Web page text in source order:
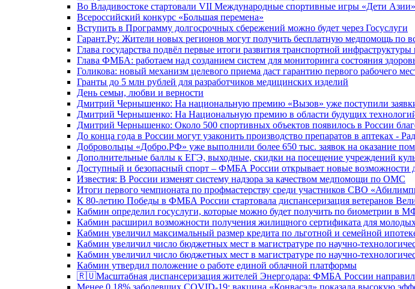
Во Владивостоке стартовали VII Международные спортивные игры «Дети
Всероссийский конкурс «Большая перемена»
Вступить в Программу долгосрочных сбережений можно будет через Госуслуги
Гарант.Ру: Жители новых регионов могут получить бесплатную медпомощь по
Глава государства подвёл первые итоги развития транспортной
Глава ФМБА: работаем над созданием систем для мониторинга состояния
Голикова: новый механизм целевого приема даст гарантию первого рабочего
Гранты до 5 млн рублей для разработчиков медицинских изделий
День семьи, любви и верности
Дмитрий Чернышенко: На национальную премию «Вызов» уже поступили
Дмитрий Чернышенко: На Национальную премию в области будущих
Дмитрий Чернышенко: Около 500 спортивных объектов появилось в России
До конца года в России могут узаконить производство препаратов в аптеках -
Добровольцы «Добро.РФ» уже выполнили более 650 тыс. заявок на оказание
Дополнительные баллы к ЕГЭ, выходные, скидки на посещение учреждений
Доступный и безопасный спорт – ФМБА России открывает новые возможности
Известия: В России изменят систему надзора за качеством медпомощи по ОМС
Итоги первого чемпионата по профмастерству среди участников СВО
К 80-летию Победы в ФМБА России стартовала диспансеризация ветеранов
Кабмин определил госуслуги, которые можно будет получить по биометрии в
Кабмин расширил возможности получения жилищного сертификата для
Кабмин увеличил максимальный размер кредита по льготной и семейной
Кабмин увеличил число бюджетных мест в магистратуре по научно-
Кабмин увеличил число бюджетных мест в магистратуре по научно-
Кабмин утвердил положение о работе единой облачной платформы
🇷🇺Масштабная диспансеризация жителей Энергодара: ФМБА России
Менее 0,18% заболевших COVID-19: вакцина «Конвасэл» показала высокую